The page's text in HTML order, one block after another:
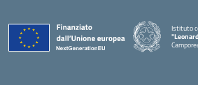
Istituto
— Visita